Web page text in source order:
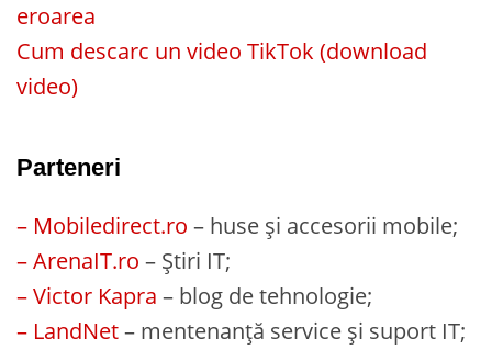
eroarea
Cum descarc un video TikTok (download
video)
Parteneri
– Mobiledirect.ro – huse și accesorii mobile;
– ArenaIT.ro – Știri IT;
– Victor Kapra – blog de tehnologie;
– LandNet– mentenanță service și suport IT;